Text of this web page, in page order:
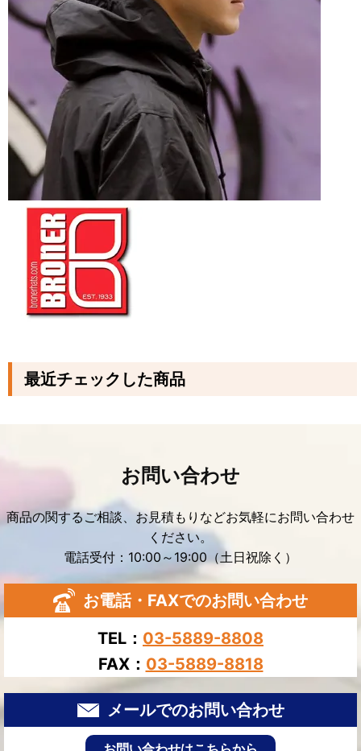
最近チェックした商品
お問い合わせ
商品の関するご相談、お見積もりなどお気軽にお問い合わせ
ください。
電話受付：10:00～19:00（土日祝除く）
お電話・FAXでのお問い合わせ
TEL： 03-5889-8808
FAX： 03-5889-8818
メールでのお問い合わせ